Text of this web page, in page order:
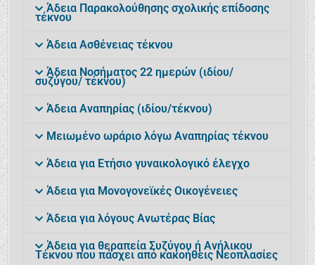
Άδεια Παρακολούθησης σχολικής επίδοσης
τέκνου
Άδεια Ασθένειας τέκνου
Άδεια Νοσήματος 22 ημερών (ιδίου/
συζύγου/ τέκνου)
Άδεια Αναπηρίας (ιδίου/τέκνου)
Μειωμένο ωράριο λόγω Αναπηρίας τέκνου
Άδεια για Ετήσιο γυναικολογικό έλεγχο
Άδεια για Μονογονεϊκές Οικογένειες
Άδεια για λόγους Ανωτέρας Βίας
Άδεια για θεραπεία Συζύγου ή Ανήλικου
Τέκνου που πάσχει από κακοήθεις Νεοπλασίες